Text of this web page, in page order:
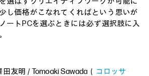
し価格がこなれてくればという思いが
ートPCを選ぶときには必ず選択肢に入
田友明 / Tomoaki Sawada（ コロッサ